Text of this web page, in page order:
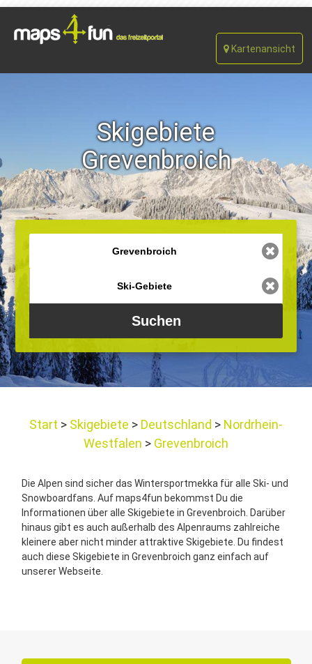
Kartenansicht
Skigebiete
Grevenbroich
Start Skigebiete Deutschland
Nordrhein-
Westfalen
Grevenbroich
Die Alpen sind sicher das Wintersportmekka für alle Ski- und
Snowboardfans. Auf maps4fun bekommst Du die
Informationen über alle Skigebiete in Grevenbroich. Darüber
hinaus gibt es auch außerhalb des Alpenraums zahlreiche
kleinere aber nicht minder attraktive Skigebiete. Du findest
auch diese Skigebiete in Grevenbroich ganz einfach auf
unserer Webseite.